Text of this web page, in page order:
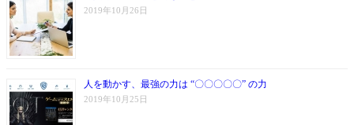
2019年10月26日
人を動かす、最強の力は “〇〇〇〇〇” の力
2019年10月25日